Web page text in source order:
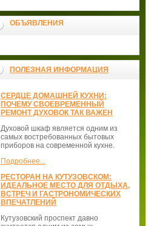
ОБЪЯВЛЕНИЯ
ПОЛЕЗНАЯ ИНФОРМАЦИЯ
СЕРДЦЕ ДОМАШНЕЙ КУХНИ:
ПОЧЕМУ СВОЕВРЕМЕННЫЙ
РЕМОНТ ДУХОВОК ТАК ВАЖЕН
Духовой шкаф является одним из
самых востребованных бытовых
приборов на современной кухне.
Подробнее...
РЕСТОРАН НА КУТУЗОВСКОМ:
ИДЕАЛЬНОЕ МЕСТО ДЛЯ ОТДЫХА,
ВСТРЕЧ И ГАСТРОНОМИЧЕСКИХ
ВПЕЧАТЛЕНИЙ
Кутузовский проспект давно